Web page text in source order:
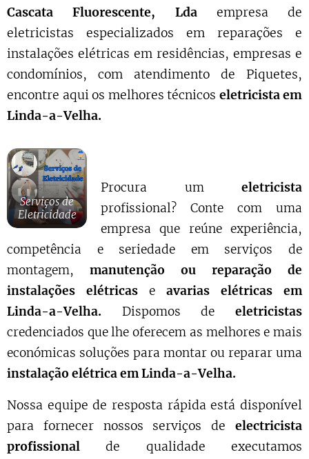
Cascata Fluorescente, Ldaempresa de
eletricistas especializados em reparações e
instalações elétricas em residências, empresas e
condomínios, com atendimento de Piquetes,
encontre aqui os melhores técnicos eletricista em
Linda-a-Velha.
Serviços de
Eletricidade
Procura um eletricista
profissional? Conte com uma
empresa que reúne experiência,
competência e seriedade em serviços de
montagem, manutenção ou reparação de
instalações elétricas e avarias elétricas em
Linda-a-Velha. Dispomos de eletricistas
credenciados que lhe oferecem as melhores e mais
económicas soluções para montar ou reparar uma
instalação elétrica em Linda-a-Velha.
Nossa equipe de resposta rápida está disponível
para fornecer nossos serviços de electricista
profissional de qualidade executamos